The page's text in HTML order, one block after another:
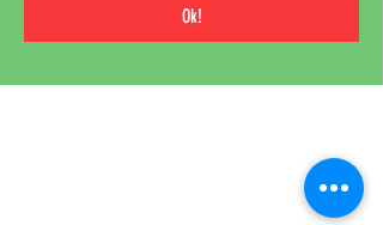
Ok!